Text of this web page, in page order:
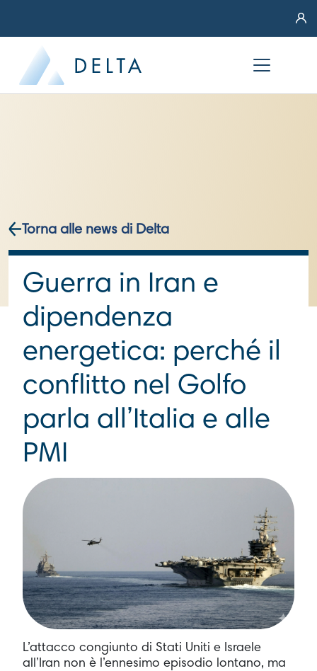
Torna alle news di Delta
Guerra in Iran e
dipendenza
energetica: perché il
conflitto nel Golfo
parla all’Italia e alle
PMI
L’attacco congiunto di Stati Uniti e Israele
all’Iran non è l’ennesimo episodio lontano, ma